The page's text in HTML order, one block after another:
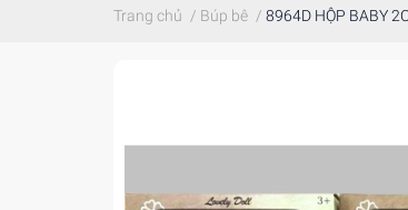
Trang chủ / Búp bê / 8964D HỘP BABY